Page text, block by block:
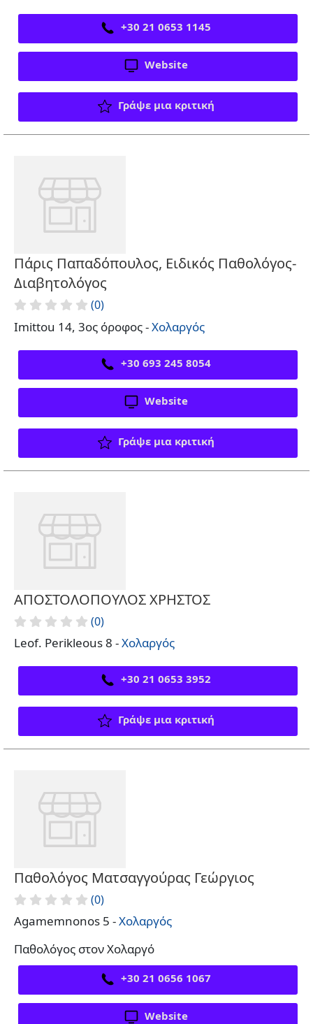
+30 21 0653 1145
Website
Γράψε μια κριτική
Πάρις Παπαδόπουλος, Ειδικός Παθολόγος-
Διαβητολόγος
(0)
Imittou 14, 3ος όροφος -Χολαργός
+30 693 245 8054
Website
Γράψε μια κριτική
ΑΠΟΣΤΟΛΟΠΟΥΛΟΣ ΧΡΗΣΤΟΣ
(0)
Leof. Perikleous 8 -Χολαργός
+30 21 0653 3952
Γράψε μια κριτική
Παθολόγος Ματσαγγούρας Γεώργιος
(0)
Agamemnonos 5 -Χολαργός
Παθολόγος στον Χολαργό
+30 21 0656 1067
Website